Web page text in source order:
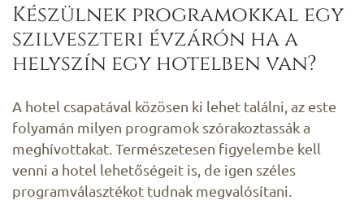
Készülnek programokkal egy
szilveszteri évzárón ha a
helyszín egy hotelben van?
A hotel csapatával közösen ki lehet találni, az este
folyamán milyen programok szórakoztassák a
meghívottakat. Természetesen figyelembe kell
venni a hotel lehetőségeit is, de igen széles
programválasztékot tudnak megvalósítani.